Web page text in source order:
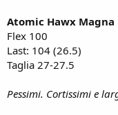
Atomic Hawx Magna
Flex 100
Last: 104 (26.5)
Taglia 27-27.5
Pessimi. Cortissimi e